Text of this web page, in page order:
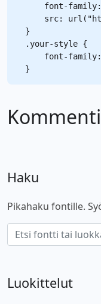
font-
src:
}
.your-style {
font-
Haku
Pikahaku fontille.
Luokittelut